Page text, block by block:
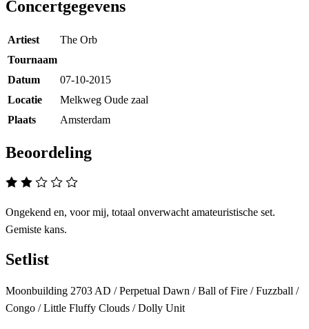
Concertgegevens
Artiest
The Orb
Tournaam
Datum
07-10-2015
Locatie
Melkweg Oude zaal
Plaats
Amsterdam
Beoordeling
Ongekend en, voor mij, totaal onverwacht amateuristische set.
Gemiste kans.
Setlist
Moonbuilding 2703 AD / Perpetual Dawn / Ball of Fire / Fuzzball /
Congo / Little Fluffy Clouds / Dolly Unit